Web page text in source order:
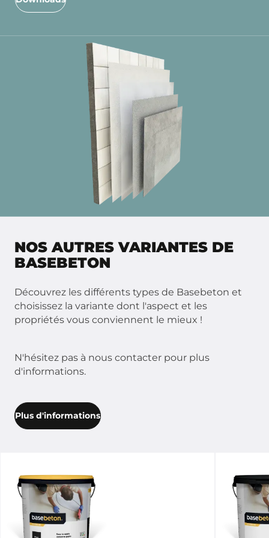
NOS AUTRES VARIANTES DE
BASEBETON
Découvrez les différents types de Basebeton et
choisissez la variante dont l'aspect et les
propriétés vous conviennent le mieux !
N'hésitez pas à nous contacter pour plus
d'informations.
Plus d'informations